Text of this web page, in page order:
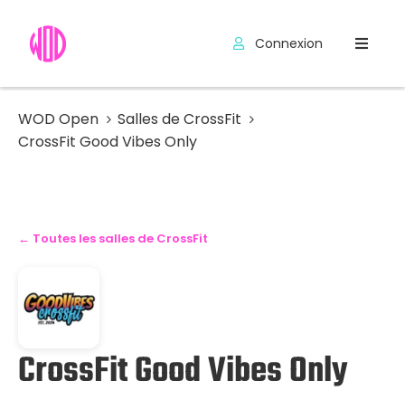
Hyrox
Exercices
Codes
Connexion
WOD Open
Salles de CrossFit
CrossFit Good Vibes Only
← Toutes les salles de CrossFit
CrossFit Good Vibes Only